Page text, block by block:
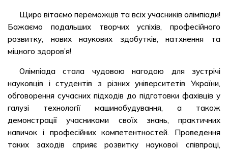
Щиро вітаємо переможців та всіх учасників олімпіади!
Бажаємо подальших творчих успіхів, професійного
розвитку, нових наукових здобутків, натхнення та
міцного здоров’я!
Олімпіада стала чудовою нагодою для зустрічі
науковців і студентів з різних університетів України,
обговорення сучасних підходів до підготовки фахівців у
галузі технології машинобудування, а також
демонстрації учасниками своїх знань, практичних
навичок і професійних компетентностей. Проведення
таких заходів сприяє розвитку наукової співпраці,